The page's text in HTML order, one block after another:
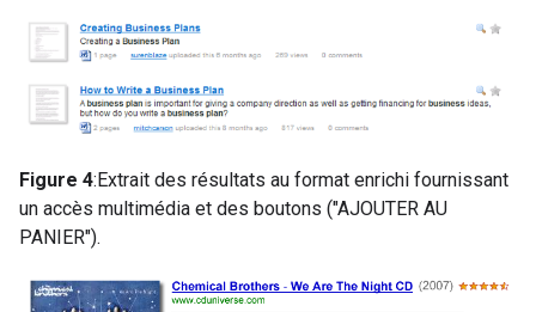
Figure 4:Extrait des résultats au format enrichi fournissant
un accès multimédia et des boutons ("AJOUTER AU
PANIER").